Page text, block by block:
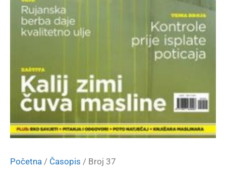
Početna / Časopis / Broj 37